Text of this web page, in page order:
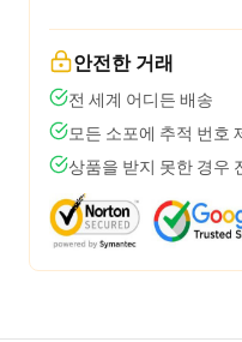
안전한 거래
전 세계 어디든 배송
모든 소포에 추적 번호
상품을 받지 못한 경우